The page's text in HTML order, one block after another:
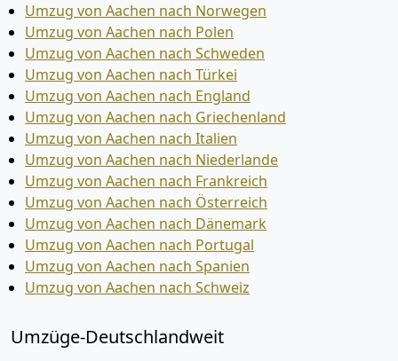
Umzug von Aachen nach Norwegen
Umzug von Aachen nach Polen
Umzug von Aachen nach Schweden
Umzug von Aachen nach Türkei
Umzug von Aachen nach England
Umzug von Aachen nach Griechenland
Umzug von Aachen nach Italien
Umzug von Aachen nach Niederlande
Umzug von Aachen nach Frankreich
Umzug von Aachen nach Österreich
Umzug von Aachen nach Dänemark
Umzug von Aachen nach Portugal
Umzug von Aachen nach Spanien
Umzug von Aachen nach Schweiz
Umzüge-Deutschlandweit